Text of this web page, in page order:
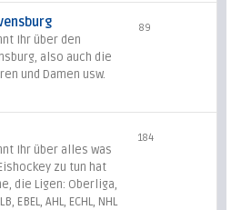
Ihr über den
also auch die
und Damen usw.
89
Ihr über alles was
zu tun hat
die Ligen: Oberliga,
EBEL, AHL, ECHL, NHL
184